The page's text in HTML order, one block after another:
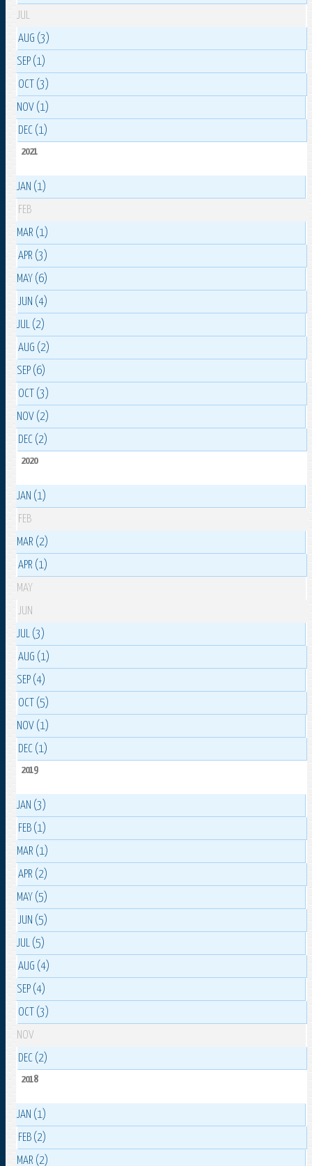
JUL
AUG (3)
SEP (1)
OCT (3)
NOV (1)
DEC (1)
2021
JAN (1)
FEB
MAR (1)
APR (3)
MAY (6)
JUN (4)
JUL (2)
AUG (2)
SEP (6)
OCT (3)
NOV (2)
DEC (2)
2020
JAN (1)
FEB
MAR (2)
APR (1)
MAY
JUN
JUL (3)
AUG (1)
SEP (4)
OCT (5)
NOV (1)
DEC (1)
2019
JAN (3)
FEB (1)
MAR (1)
APR (2)
MAY (5)
JUN (5)
JUL (5)
AUG (4)
SEP (4)
OCT (3)
NOV
DEC (2)
2018
JAN (1)
FEB (2)
MAR (2)